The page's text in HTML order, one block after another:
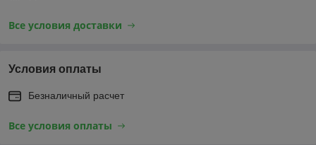
Все условия доставки
Условия оплаты
Безналичный расчет
Все условия оплаты